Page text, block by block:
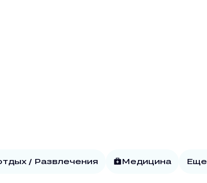
/ Развлечения Медицина Еще